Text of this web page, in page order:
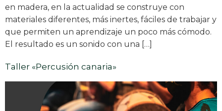
en madera, en la actualidad se construye con
materiales diferentes, más inertes, fáciles de trabajar y
que permiten un aprendizaje un poco más cómodo.
El resultado es un sonido con una […]
Taller «Percusión canaria»